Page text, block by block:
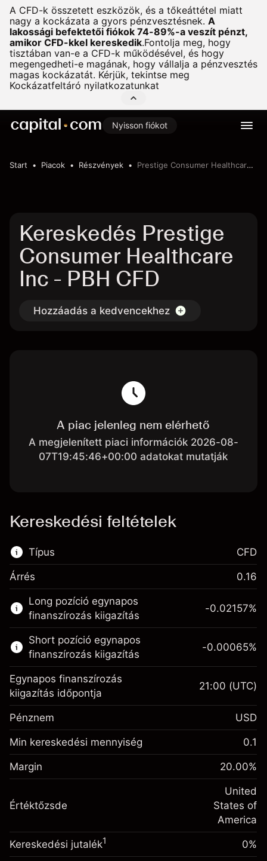
A CFD-k összetett eszközök, és a tőkeáttétel miatt
nagy a kockázata a gyors pénzvesztésnek. A
lakossági befektetői fiókok 74-89%-a veszít pénzt,
amikor CFD-kkel kereskedik.Fontolja meg, hogy
tisztában van-e a CFD-k működésével, és hogy
megengedheti-e magának, hogy vállalja a pénzvesztés
magas kockázatát. Kérjük, tekintse meg
Kockázatfeltáró nyilatkozatunkat
Nyisson fiókot
Start Piacok Részvények Prestige Consumer Healthcare Inc
Kereskedés Prestige
Consumer Healthcare
Inc - PBH CFD
Hozzáadás a kedvencekhez
A piac jelenleg nem elérhető
A megjelenített piaci információk 2026-08-
07T19:45:46+00:00 adatokat mutatják
Kereskedési feltételek
Típus
Ez a pénzügyi piac elérhető CFD
kereskedésre.
Bővebb információk:
CFD-k
CFD
Árrés 0.16
Long pozíció egynapos
finanszírozás kiigazítás
Fedezet. A befektetése
$1,000.00
Egynapos finanszírozás
kiigazítás
A pozíció teljes értékéből
származó díjak
%
(-$1.08)
Tőkeáttételből származó pénz ~
$4,000.00
Ugrás a platformra
-0.02157%
Short pozíció egynapos
finanszírozás kiigazítás
Fedezet. A befektetése
$1,000.00
Egynapos finanszírozás
A pozíció teljes értékéből
-0.000654
%
(-$0.03)
Ügyletméret tőkeáttétellel ~$5,000.00
Tőkeáttételből származó pénz ~
-0.00065%
Egynapos finanszírozás
kiigazítás időpontja
21:00 (UTC)
Pénznem USD
Min kereskedési mennyiség 0.1
Margin 20.00%
Értéktőzsde
United
States of
America
Kereskedési jutalék1 0%